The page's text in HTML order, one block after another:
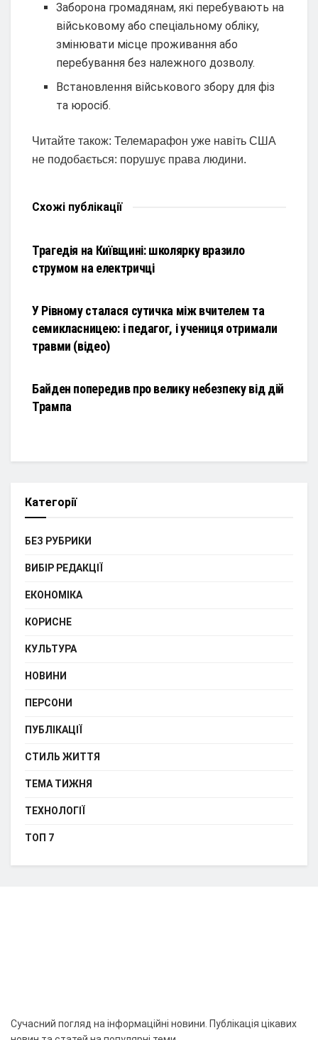
Заборона громадянам, які перебувають на
військовому або спеціальному обліку,
змінювати місце проживання або
перебування без належного дозволу.
Встановлення військового збору для фіз
та юросіб.
Читайте також: Телемарафон уже навіть США
не подобається: порушує права людини.
Схожі публікації
Трагедія на Київщині: школярку вразило
струмом на електричці
У Рівному сталася сутичка між вчителем та
семикласницею: і педагог, і учениця отримали
травми (відео)
Байден попередив про велику небезпеку від дій
Трампа
Категорії
БЕЗ РУБРИКИ
ВИБІР РЕДАКЦІЇ
ЕКОНОМІКА
КОРИСНЕ
КУЛЬТУРА
НОВИНИ
ПЕРСОНИ
ПУБЛІКАЦІЇ
СТИЛЬ ЖИТТЯ
ТЕМА ТИЖНЯ
ТЕХНОЛОГІЇ
ТОП 7
Сучасний погляд на інформаційні новини. Публікація цікавих